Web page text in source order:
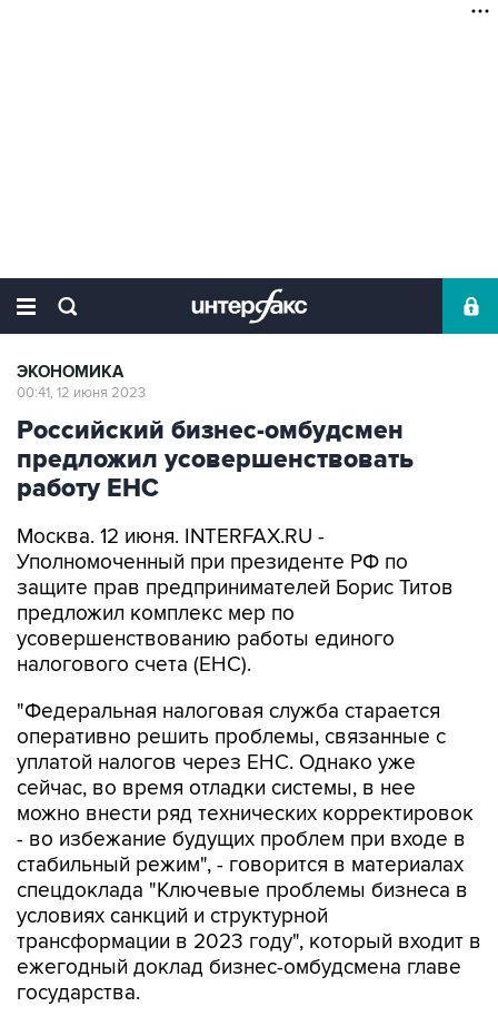
ЭКОНОМИКА
00:41, 12 июня 2023
Российский бизнес-омбудсмен
предложил усовершенствовать
работу ЕНС
Москва. 12 июня. INTERFAX.RU -
Уполномоченный при президенте РФ по
защите прав предпринимателей Борис Титов
предложил комплекс мер по
усовершенствованию работы единого
налогового счета (ЕНС).
"Федеральная налоговая служба старается
оперативно решить проблемы, связанные с
уплатой налогов через ЕНС. Однако уже
сейчас, во время отладки системы, в нее
можно внести ряд технических корректировок
- во избежание будущих проблем при входе в
стабильный режим", - говорится в материалах
спецдоклада "Ключевые проблемы бизнеса в
условиях санкций и структурной
трансформации в 2023 году", который входит в
ежегодный доклад бизнес-омбудсмена главе
государства.